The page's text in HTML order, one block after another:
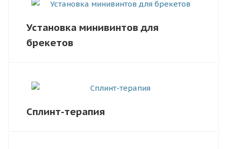
Установка минивинтов для
брекетов
Сплинт-терапия